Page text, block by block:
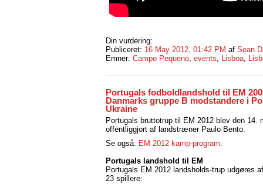
Din vurdering:
Publiceret: 16 May 2012, 01:42 PM af Sean
Emner: Campo Pequeno, events, Lisboa,
Portugals fodboldlandshold til EM
Danmarks gruppe B modstandere i
Ukraine
Portugals bruttotrup til EM 2012 blev den 14.
offentliggjort af landstræner Paulo Bento.
Se også: EM 2012 kamp-program.
Portugals landshold til EM
Portugals EM 2012 landsholds-trup udgøres
23 spillere: